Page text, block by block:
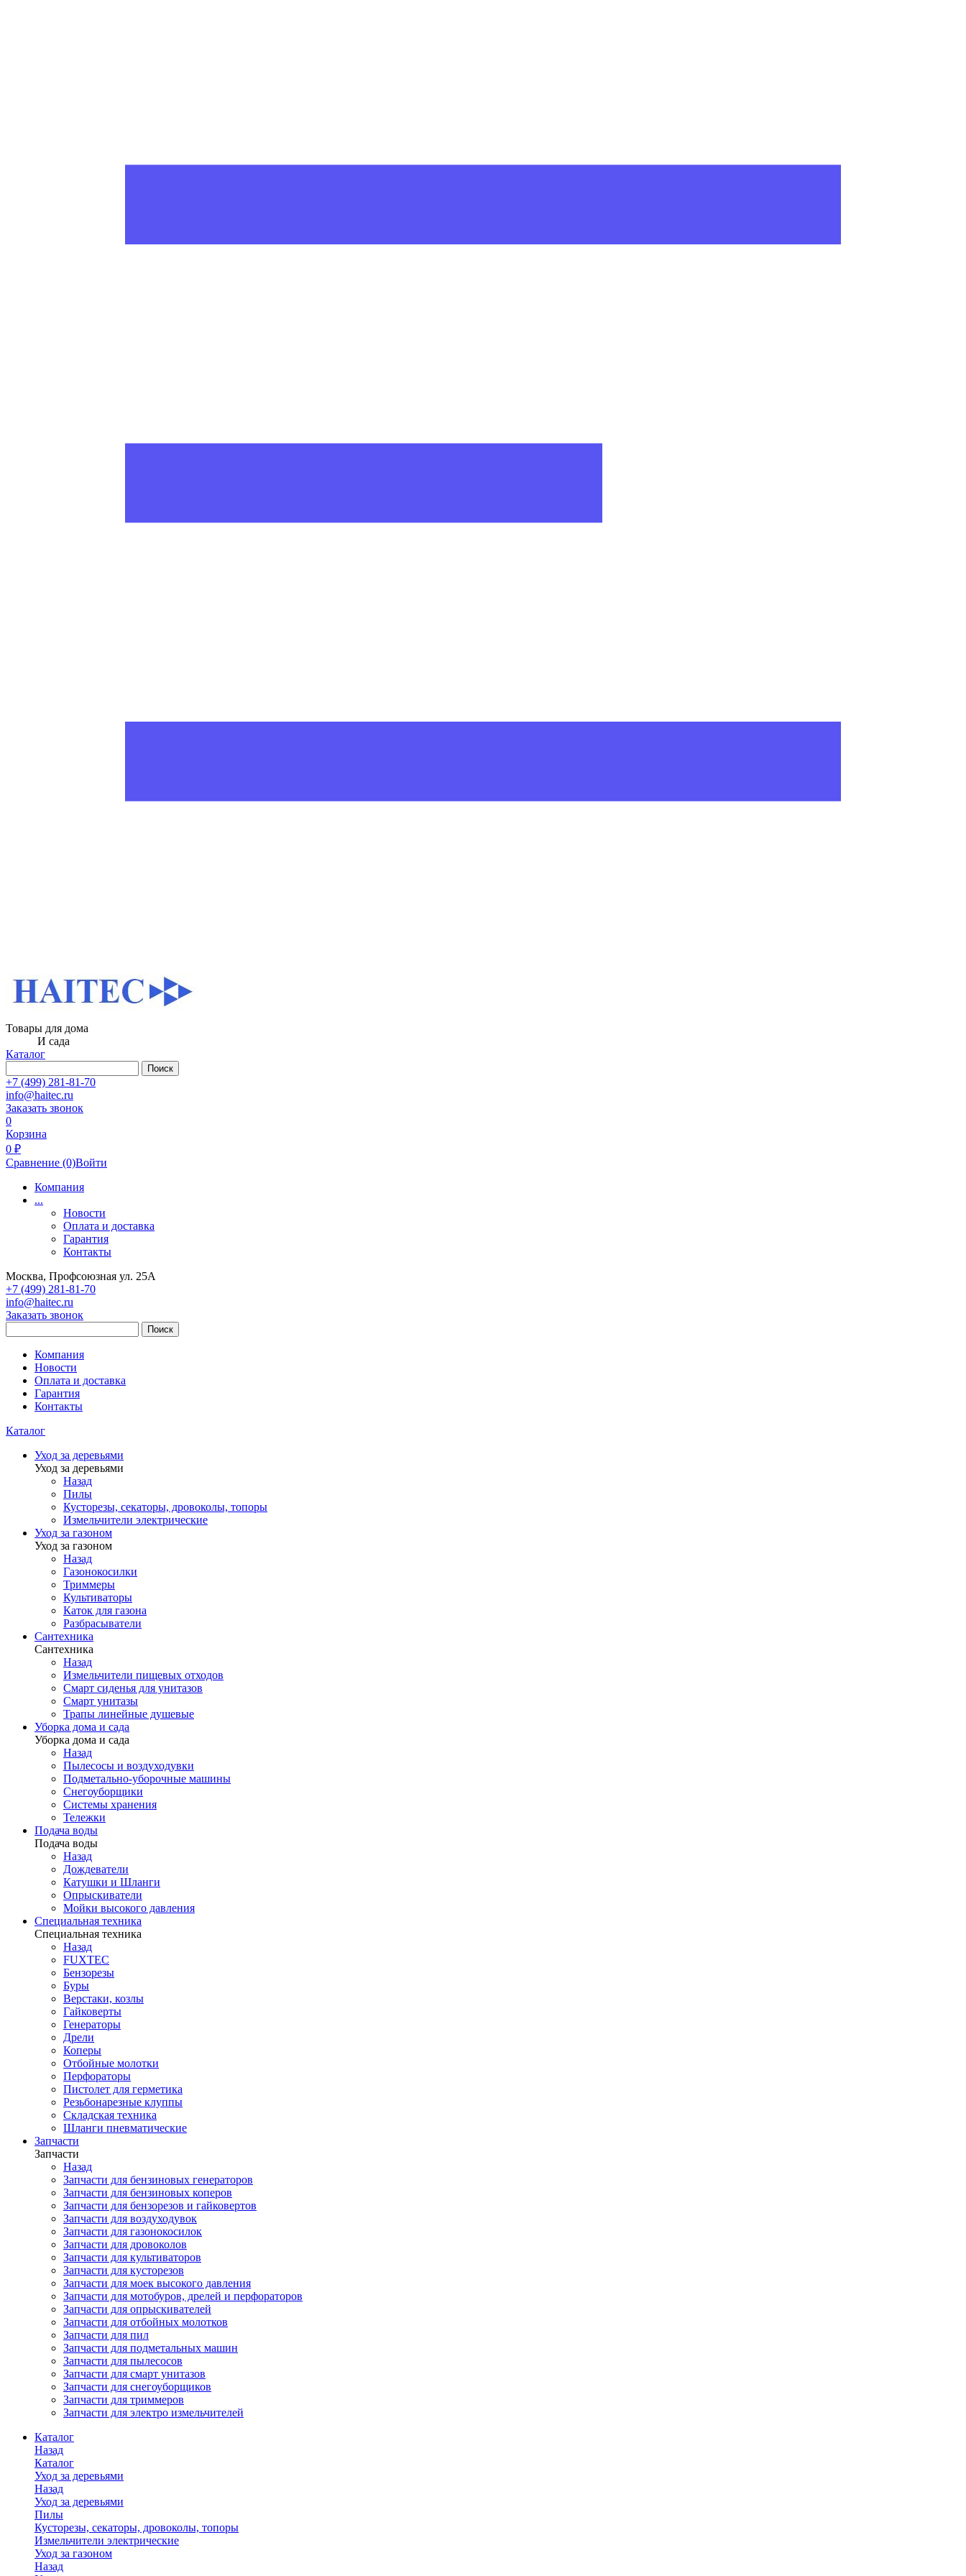
Товары для дома
И сада
Каталог
Поиск
+7 (499) 281-81-70
info@haitec.ru
Заказать звонок
0
Корзина
0 ₽
Сравнение (0)Войти
Компания
...
Новости
Оплата и доставка
Гарантия
Контакты
Москва, Профсоюзная ул. 25А
+7 (499) 281-81-70
info@haitec.ru
Заказать звонок
Поиск
Компания
Новости
Оплата и доставка
Гарантия
Контакты
Каталог
Уход за деревьями
Уход за деревьями
Назад
Пилы
Кусторезы, секаторы, дровоколы, топоры
Измельчители электрические
Уход за газоном
Уход за газоном
Назад
Газонокосилки
Триммеры
Культиваторы
Каток для газона
Разбрасыватели
Сантехника
Сантехника
Назад
Измельчители пищевых отходов
Смарт сиденья для унитазов
Смарт унитазы
Трапы линейные душевые
Уборка дома и сада
Уборка дома и сада
Назад
Пылесосы и воздуходувки
Подметально-уборочные машины
Снегоуборщики
Системы хранения
Тележки
Подача воды
Подача воды
Назад
Дождеватели
Катушки и Шланги
Опрыскиватели
Мойки высокого давления
Специальная техника
Специальная техника
Назад
FUXTEC
Бензорезы
Буры
Верстаки, козлы
Гайковерты
Генераторы
Дрели
Коперы
Отбойные молотки
Перфораторы
Пистолет для герметика
Резьбонарезные клуппы
Складская техника
Шланги пневматические
Запчасти
Запчасти
Назад
Запчасти для бензиновых генераторов
Запчасти для бензиновых коперов
Запчасти для бензорезов и гайковертов
Запчасти для воздуходувок
Запчасти для газонокосилок
Запчасти для дровоколов
Запчасти для культиваторов
Запчасти для кусторезов
Запчасти для моек высокого давления
Запчасти для мотобуров, дрелей и перфораторов
Запчасти для опрыскивателей
Запчасти для отбойных молотков
Запчасти для пил
Запчасти для подметальных машин
Запчасти для пылесосов
Запчасти для смарт унитазов
Запчасти для снегоуборщиков
Запчасти для триммеров
Запчасти для электро измельчителей
Каталог
Назад
Каталог
Уход за деревьями
Назад
Уход за деревьями
Пилы
Кусторезы, секаторы, дровоколы, топоры
Измельчители электрические
Уход за газоном
Назад